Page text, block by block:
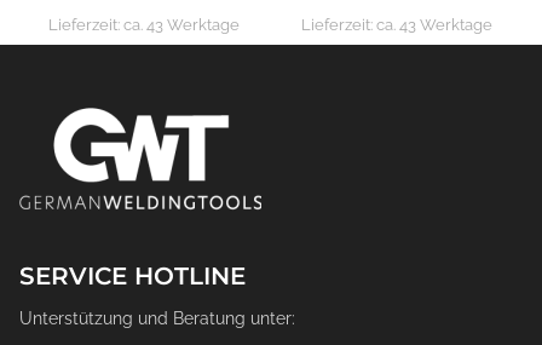
Lieferzeit:ca. 43 Werktage Lieferzeit:ca. 43 Werktage
SERVICE HOTLINE
Unterstützung und Beratung unter: